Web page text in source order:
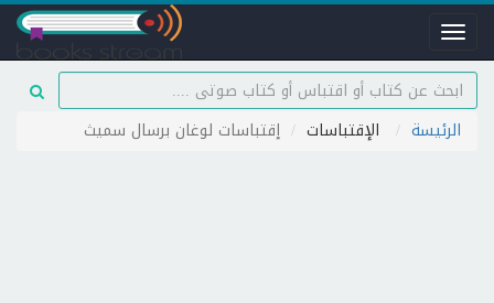
Toggle
navigation
الرئيسة الإقتباسات إقتباسات لوغان برسال سميث